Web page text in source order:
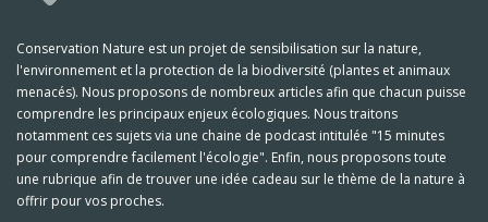
Conservation Nature est un projet de sensibilisation sur la nature,
l'environnement et la protection de la biodiversité (plantes et animaux
menacés). Nous proposons de nombreux articles afin que chacun puisse
comprendre les principaux enjeux écologiques. Nous traitons
notamment ces sujets via une chaine de podcast intitulée "15 minutes
pour comprendre facilement l'écologie". Enfin, nous proposons toute
une rubrique afin de trouver une idée cadeau sur le thème de la nature à
offrir pour vos proches.